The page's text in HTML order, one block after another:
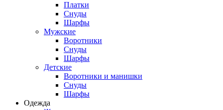
Платки
Снуды
Шарфы
Мужские
Воротники
Снуды
Шарфы
Детские
Воротники и манишки
Снуды
Шарфы
Одежда